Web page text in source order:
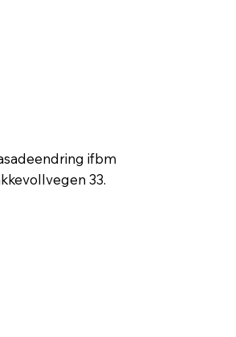
ifbm
33.